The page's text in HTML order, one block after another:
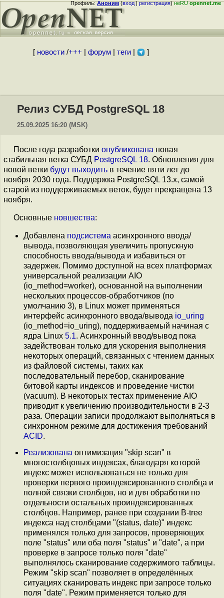
Профиль:Аноним(вход|регистрация)неRUopennet.me
[ новости/+++ форум| теги| ]
Релиз СУБД PostgreSQL 18
25.09.2025 16:20 (MSK)
После года разработки опубликована новая
стабильная ветка СУБД PostgreSQL 18. Обновления для
новой ветки будут выходить в течение пяти лет до
ноября 2030 года. Поддержка PostgreSQL 13.x, самой
старой из поддерживаемых веток, будет прекращена 13
ноября.
Основные новшества:
Добавлена подсистема асинхронного ввода/
вывода, позволяющая увеличить пропускную
способность ввода/вывода и избавиться от
задержек. Помимо доступной на всех платформах
универсальной реализации AIO
(io_method=worker), основанной на выполнении
нескольких процессов-обработчиков (по
умолчанию 3), в Linux может применяться
интерфейс асинхронного ввода/вывода io_uring
(io_method=io_uring), поддерживаемый начиная с
ядра Linux 5.1. Асинхронный ввод/вывод пока
задействован только для ускорения выполнения
некоторых операций, связанных с чтением данных
из файловой системы, таких как
последовательный перебор, сканирование
битовой карты индексов и проведение чистки
(vacuum). В некоторых тестах применение AIO
приводит к увеличению производительности в 2-3
раза. Операции записи продолжают выполняться в
синхронном режиме для достижения требований
ACID.
Реализована оптимизация "skip scan" в
многостолбцовых индексах, благодаря которой
индекс может использоваться не только для
проверки первого проиндексированного столбца и
полной связки столбцов, но и для обработки по
отдельности остальных проиндексированных
столбцов. Например, ранее при создании B-tree
индекса над столбцами "(status, date)" индекс
применялся только для запросов, проверяющих
поле "status" или оба поля "status" и "date", а при
проверке в запросе только поля "date"
выполнялось сканирование содержимого таблицы.
Режим "skip scan" позволяет в определённых
ситуациях сканировать индекс при запросе только
поля "date". Режим применяется только для